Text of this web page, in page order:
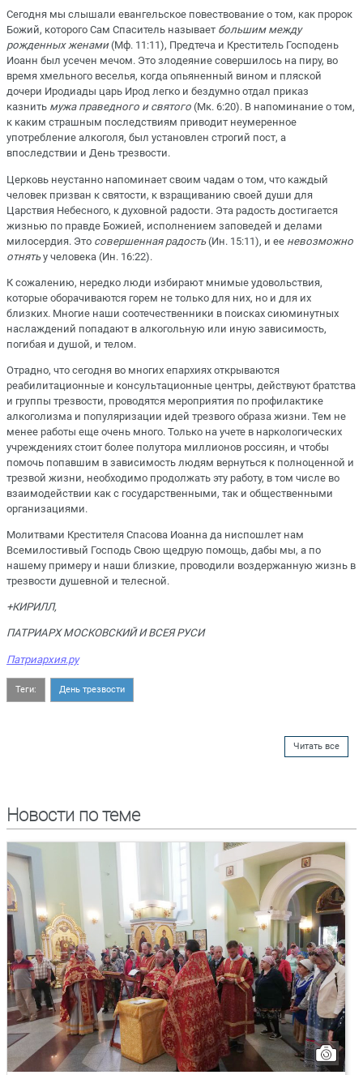
Сегодня мы слышали евангельское повествование о том, как пророк
Божий, которого Сам Спаситель называет большим между
рожденных женами(Мф. 11:11), Предтеча и Креститель Господень
Иоанн был усечен мечом. Это злодеяние совершилось на пиру, во
время хмельного веселья, когда опьяненный вином и пляской
дочери Иродиады царь Ирод легко и бездумно отдал приказ
казнить мужа праведного и святого (Мк. 6:20). В напоминание о том,
к каким страшным последствиям приводит неумеренное
употребление алкоголя, был установлен строгий пост, а
впоследствии и День трезвости.
Церковь неустанно напоминает своим чадам о том, что каждый
человек призван к святости, к взращиванию своей души для
Царствия Небесного, к духовной радости. Эта радость достигается
жизнью по правде Божией, исполнением заповедей и делами
милосердия. Это совершенная радость(Ин. 15:11), и ее невозможно
отнятьу человека (Ин. 16:22).
К сожалению, нередко люди избирают мнимые удовольствия,
которые оборачиваются горем не только для них, но и для их
близких. Многие наши соотечественники в поисках сиюминутных
наслаждений попадают в алкогольную или иную зависимость,
погибая и душой, и телом.
Отрадно, что сегодня во многих епархиях открываются
реабилитационные и консультационные центры, действуют братства
и группы трезвости, проводятся мероприятия по профилактике
алкоголизма и популяризации идей трезвого образа жизни. Тем не
менее работы еще очень много. Только на учете в наркологических
учреждениях стоит более полутора миллионов россиян, и чтобы
помочь попавшим в зависимость людям вернуться к полноценной и
трезвой жизни, необходимо продолжать эту работу, в том числе во
взаимодействии как с государственными, так и общественными
организациями.
Молитвами Крестителя Спасова Иоанна да ниспошлет нам
Всемилостивый Господь Свою щедрую помощь, дабы мы, а по
нашему примеру и наши близкие, проводили воздержанную жизнь в
трезвости душевной и телесной.
+КИРИЛЛ,
ПАТРИАРХ МОСКОВСКИЙ И ВСЕЯ РУСИ
Патриархия.ру
Теги: День трезвости
Читать все
Новости по теме